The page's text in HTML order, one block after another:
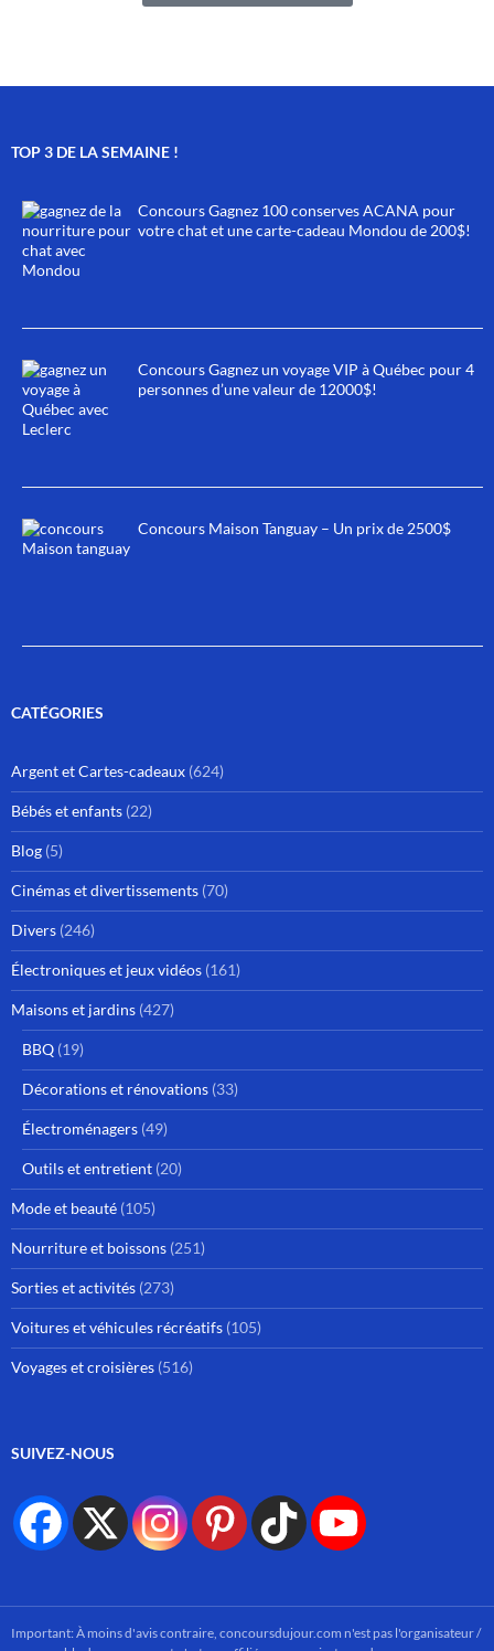
TOP 3 DE LA SEMAINE !
Concours Gagnez 100 conserves ACANA pour
votre chat et une carte-cadeau Mondou de 200$!
Concours Gagnez un voyage VIP à Québec pour 4
personnes d’une valeur de 12000$!
Concours Maison Tanguay – Un prix de 2500$
CATÉGORIES
Argent et Cartes-cadeaux (624)
Bébés et enfants (22)
Blog (5)
Cinémas et divertissements (70)
Divers (246)
Électroniques et jeux vidéos (161)
Maisons et jardins (427)
BBQ (19)
Décorations et rénovations (33)
Électroménagers (49)
Outils et entretient (20)
Mode et beauté (105)
Nourriture et boissons (251)
Sorties et activités (273)
Voitures et véhicules récréatifs (105)
Voyages et croisières (516)
SUIVEZ-NOUS
Important: À moins d'avis contraire, concoursdujour.com n'est pas l'organisateur /